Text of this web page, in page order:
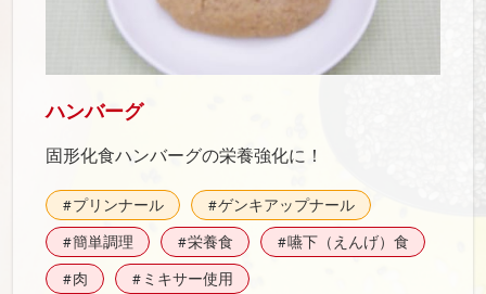
ハンバーグ
固形化食ハンバーグの栄養強化に！
#プリンナール #ゲンキアップナール
#簡単調理 #栄養食 #嚥下（えんげ）食
#肉 # ミキサー使用